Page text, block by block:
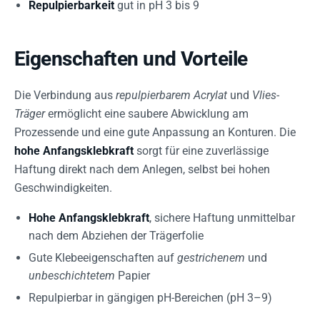
Repulpierbarkeit gut in pH 3 bis 9
Eigenschaften und Vorteile
Die Verbindung aus repulpierbarem Acrylat und Vlies-
Trägerermöglicht eine saubere Abwicklung am
Prozessende und eine gute Anpassung an Konturen. Die
hohe Anfangsklebkraft sorgt für eine zuverlässige
Haftung direkt nach dem Anlegen, selbst bei hohen
Geschwindigkeiten.
Hohe Anfangsklebkraft, sichere Haftung unmittelbar
nach dem Abziehen der Trägerfolie
Gute Klebeeigenschaften auf gestrichenem und
unbeschichtetem Papier
Repulpierbar in gängigen pH-Bereichen (pH 3–9)